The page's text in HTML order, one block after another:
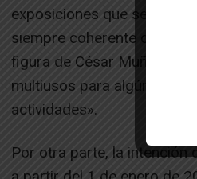
exposiciones que se
siempre coherente con lo
figura de César Muñoz
multiusos para algún
actividades».
Por otra parte, la intención